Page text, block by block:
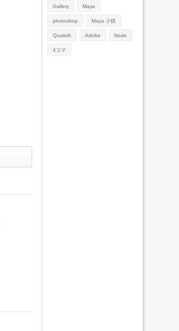
Gallery Maya
photoshop Maya 小技
Qualoth Adobe Node
4コマ